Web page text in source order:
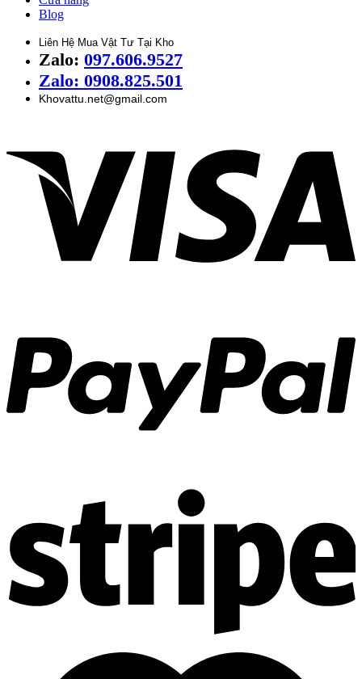
Blog
Liên Hệ Mua Vật Tư Tại Kho
Zalo: 097.606.9527
Zalo: 0908.825.501
Khovattu.net@gmail.com